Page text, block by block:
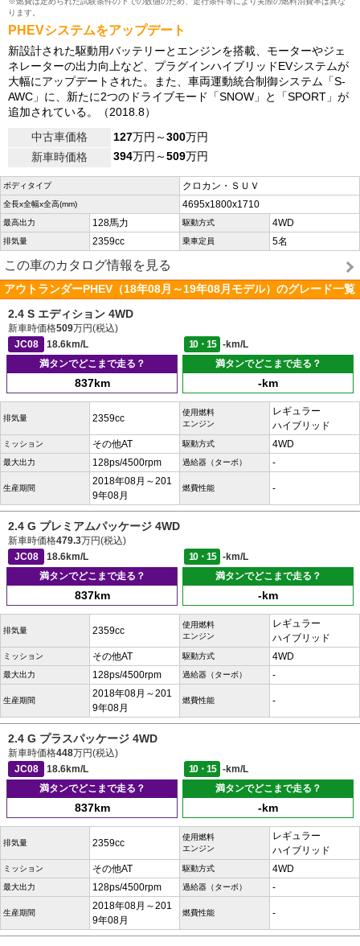
ります。
PHEVシステムをアップデート
新設計された駆動用バッテリーとエンジンを搭載、モーターやジェ
ネレーターの出力向上など、プラグインハイブリッドEVシステムが
大幅にアップデートされた。また、車両運動統合制御システム「S-
AWC」に、新たに2つのドライブモード「SNOW」と「SPORT」が
追加されている。（2018.8）
中古車価格
127万円～300万円
新車時価格
394万円～509万円
ボディタイプ クロカン・ＳＵＶ
全長x全幅x全高(mm) 4695x1800x1710
最高出力 128馬力 駆動方式 4WD
排気量 2359cc 乗車定員 5名
この車のカタログ情報を見る
アウトランダーPHEV（18年08月～19年08月モデル）のグレード一覧
2.4 S エディション 4WD
新車時価格509万円(税込)
JC08
18.6km/L 10・15
-km/L
満タンでどこまで走る？
837km
満タンでどこまで走る？
-km
排気量 2359cc
使用燃料
エンジン
レギュラー
ハイブリッド
ミッション その他AT 駆動方式 4WD
最大出力 128ps/4500rpm 過給器（ターボ） -
生産期間
2018年08月～201
9年08月
燃費性能 -
2.4 G プレミアムパッケージ 4WD
新車時価格479.3万円(税込)
JC08
18.6km/L 10・15
-km/L
満タンでどこまで走る？
837km
満タンでどこまで走る？
-km
排気量 2359cc
使用燃料
エンジン
レギュラー
ハイブリッド
ミッション その他AT 駆動方式 4WD
最大出力 128ps/4500rpm 過給器（ターボ） -
生産期間
2018年08月～201
9年08月
燃費性能 -
2.4 G プラスパッケージ 4WD
新車時価格448万円(税込)
JC08
18.6km/L 10・15
-km/L
満タンでどこまで走る？
837km
満タンでどこまで走る？
-km
排気量 2359cc
使用燃料
エンジン
レギュラー
ハイブリッド
ミッション その他AT 駆動方式 4WD
最大出力 128ps/4500rpm 過給器（ターボ） -
生産期間
2018年08月～201
9年08月
燃費性能 -